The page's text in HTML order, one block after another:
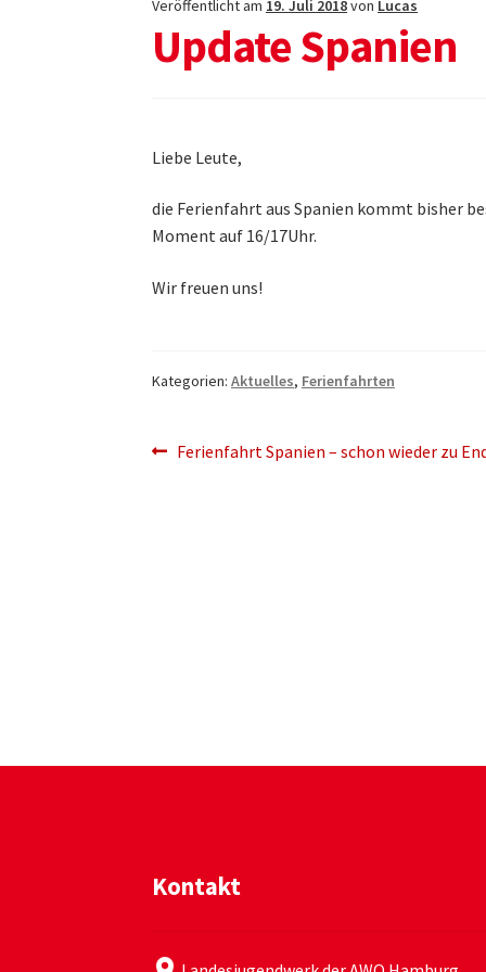
Veröffentlicht am 19. Juli 2018von Lucas
Update Spanien
Liebe Leute,
die Ferienfahrt aus Spanien kommt bisher
Moment auf 16/17Uhr.
Wir freuen uns!
Kategorien:Aktuelles, Ferienfahrten
Beitragsnavigation
Vorheriger
Ferienfahrt Spanien – schon wieder zu
Kontakt